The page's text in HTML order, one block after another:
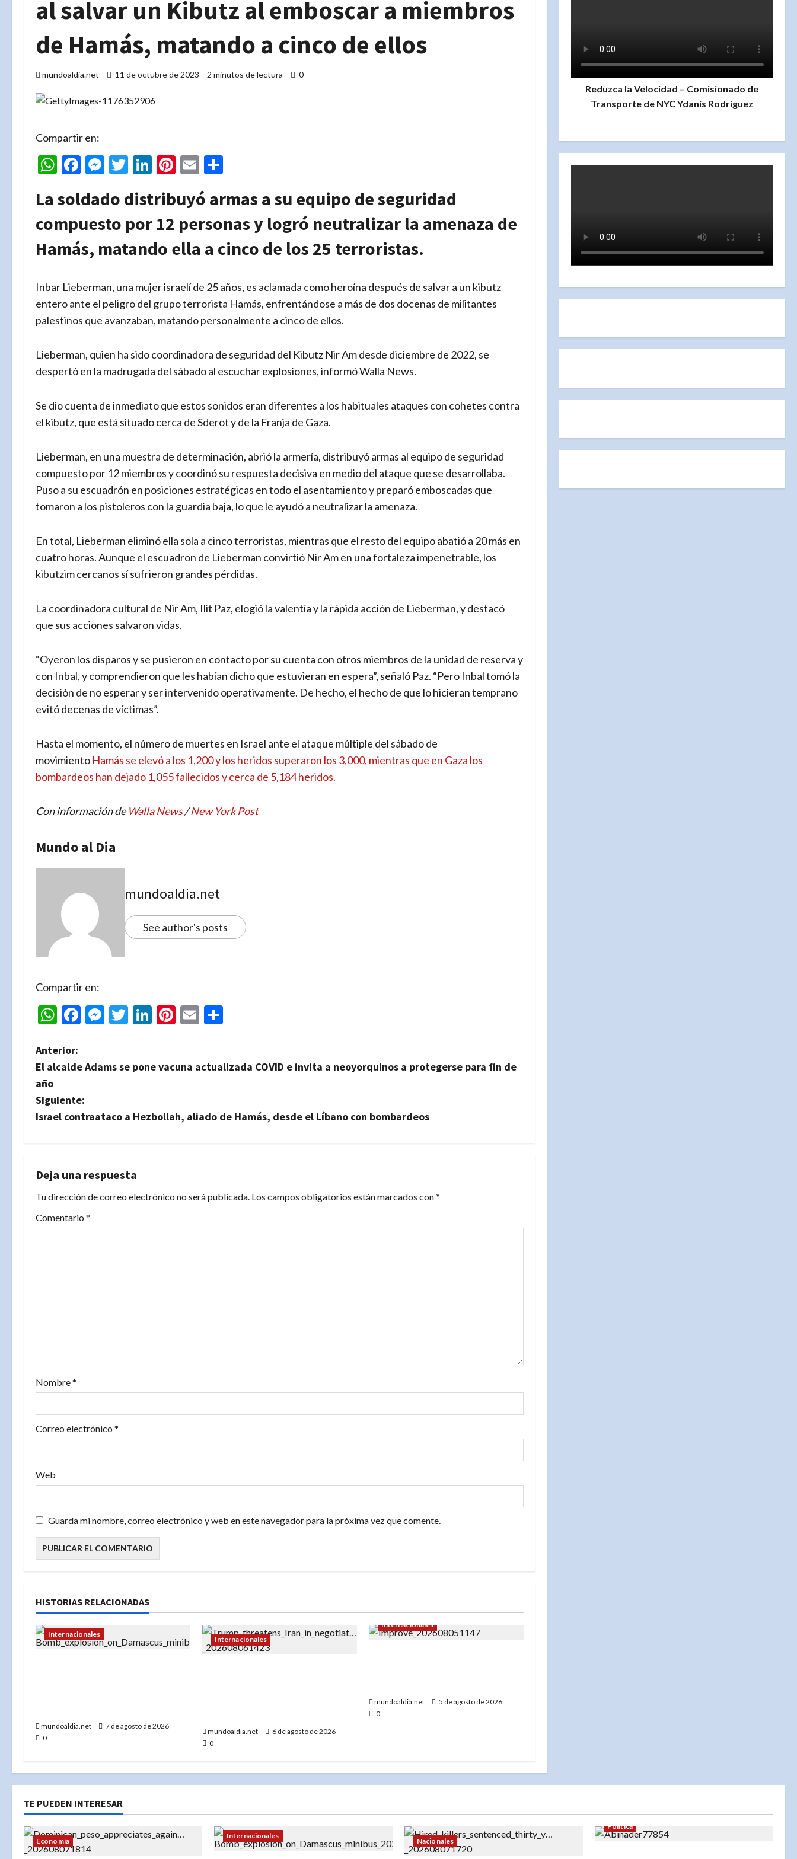
al salvar un Kibutz al emboscar a miembros
de Hamás, matando a cinco de ellos
mundoaldia.net 11 de octubre de 2023 2 minutos de lectura 0
Compartir en:
WhatsApp
Facebook
Messenger
Twitter
LinkedIn
Pinterest
Email
La soldado distribuyó armas a su equipo de seguridad
compuesto por 12 personas y logró neutralizar la amenaza de
Hamás, matando ella a cinco de los 25 terroristas.
Inbar Lieberman, una mujer israelí de 25 años, es aclamada como heroína después de salvar a un kibutz
entero ante el peligro del grupo terrorista Hamás, enfrentándose a más de dos docenas de militantes
palestinos que avanzaban, matando personalmente a cinco de ellos.
Lieberman, quien ha sido coordinadora de seguridad del Kibutz Nir Am desde diciembre de 2022, se
despertó en la madrugada del sábado al escuchar explosiones, informó Walla News.
Se dio cuenta de inmediato que estos sonidos eran diferentes a los habituales ataques con cohetes contra
el kibutz, que está situado cerca de Sderot y de la Franja de Gaza.
Lieberman, en una muestra de determinación, abrió la armería, distribuyó armas al equipo de seguridad
compuesto por 12 miembros y coordinó su respuesta decisiva en medio del ataque que se desarrollaba.
Puso a su escuadrón en posiciones estratégicas en todo el asentamiento y preparó emboscadas que
tomaron a los pistoleros con la guardia baja, lo que le ayudó a neutralizar la amenaza.
En total, Lieberman eliminó ella sola a cinco terroristas, mientras que el resto del equipo abatió a 20 más en
cuatro horas. Aunque el escuadron de Lieberman convirtió Nir Am en una fortaleza impenetrable, los
kibutzim cercanos sí sufrieron grandes pérdidas.
La coordinadora cultural de Nir Am, Ilit Paz, elogió la valentía y la rápida acción de Lieberman, y destacó
que sus acciones salvaron vidas.
“Oyeron los disparos y se pusieron en contacto por su cuenta con otros miembros de la unidad de reserva y
con Inbal, y comprendieron que les habían dicho que estuvieran en espera”, señaló Paz. “Pero Inbal tomó la
decisión de no esperar y ser intervenido operativamente. De hecho, el hecho de que lo hicieran temprano
evitó decenas de víctimas”.
Hasta el momento, el número de muertes en Israel ante el ataque múltiple del sábado de
movimiento Hamás se elevó a los 1,200 y los heridos superaron los 3,000, mientras que en Gaza los
bombardeos han dejado 1,055 fallecidos y cerca de 5,184 heridos.
Con información deWalla News/New York Post
Mundo al Dia
mundoaldia.net
See author's posts
Compartir en:
WhatsApp
Facebook
Messenger
Twitter
LinkedIn
Pinterest
Email
N
a
v
a
c
i
n
r
d
a
s
Anterior:
El alcalde Adams se pone vacuna actualizada COVID e invita a neoyorquinos a protegerse para fin de
año
Siguiente:
Israel contraataco a Hezbollah, aliado de Hamás, desde el Líbano con bombardeos
Deja una respuesta
Tu dirección de correo electrónico no será publicada. Los campos obligatorios están marcados con*
Comentario *
Nombre*
Correo electrónico *
Web
Guarda mi nombre, correo electrónico y web en este navegador para la próxima vez que comente.
HISTORIAS RELACIONADAS
Internacionales
mundoaldia.net
7 de agosto de 2026
0
Internacionales
mundoaldia.net
6 de agosto de 2026
0
Internacionales
mundoaldia.net
5 de agosto de 2026
0
Reduzca la Velocidad – Comisionado de
Transporte de NYC Ydanis Rodríguez
TE PUEDEN INTERESAR
Economía
Internacionales
Nacionales
Política